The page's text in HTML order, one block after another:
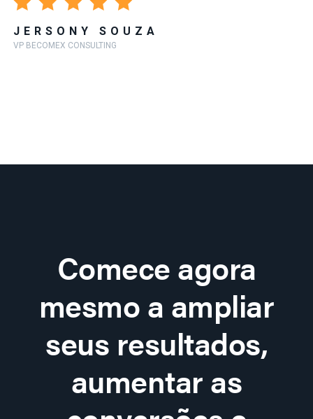
JERSONY SOUZA
VP BECOMEX CONSULTING
Comece agora
mesmo a ampliar
seus resultados,
aumentar as